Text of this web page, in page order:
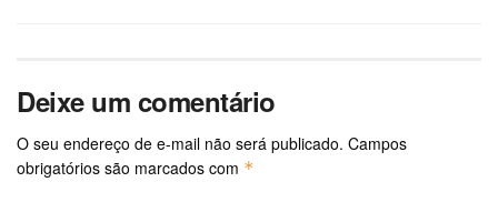
Deixe um comentário
O seu endereço de e-mail não será publicado. Campos
obrigatórios são marcados com *